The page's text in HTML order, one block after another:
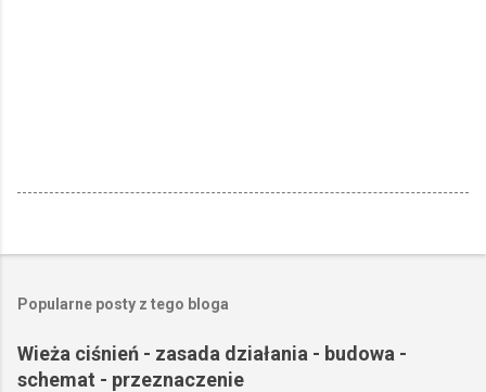
Popularne posty z tego bloga
Wieża ciśnień - zasada działania - budowa -
schemat - przeznaczenie